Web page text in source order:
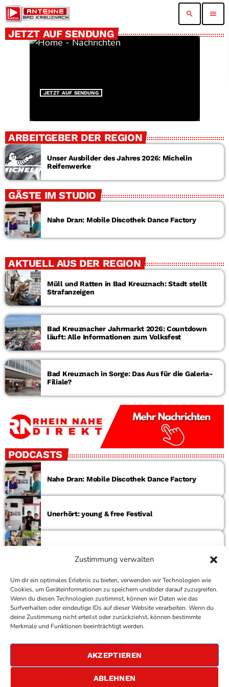
Zustimmung verwalten
Um dir ein optimales Erlebnis zu bieten, verwenden wir Technologien wie
Cookies, um Geräteinformationen zu speichern und/oder darauf zuzugreifen.
Wenn du diesen Technologien zustimmst, können wir Daten wie das
Surfverhalten oder eindeutige IDs auf dieser Website verarbeiten. Wenn du
deine Zustimmung nicht erteilst oder zurückziehst, können bestimmte
Merkmale und Funktionen beeinträchtigt werden.
AKZEPTIEREN
ABLEHNEN
search menu
JETZT AUF SENDUNG
JETZT AUF SENDUNG
ARBEITGEBER DER REGION
Unser Ausbilder des Jahres 2026: Michelin
Reifenwerke
GÄSTE IM STUDIO
Nahe Dran: Mobile Discothek Dance Factory
AKTUELL AUS DER REGION
Müll und Ratten in Bad Kreuznach: Stadt stellt
Strafanzeigen
Bad Kreuznacher Jahrmarkt 2026: Countdown
läuft: Alle Informationen zum Volksfest
Bad Kreuznach in Sorge: Das Aus für die Galeria-
Filiale?
PODCASTS
Nahe Dran: Mobile Discothek Dance Factory
Unerhört: young & free Festival
Neues aus dem Rathaus
COPYRIGHTANTENNE BAD KREUZNACH
DATENSCHUTZERKLÄRUNG
ALLGEMEINE GESCHÄFTSBEDINGUNGEN